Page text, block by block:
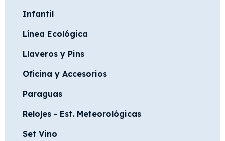
Infantil
Línea Ecológica
Llaveros y Pins
Oficina y Accesorios
Paraguas
Relojes - Est. Meteorológicas
Set Vino